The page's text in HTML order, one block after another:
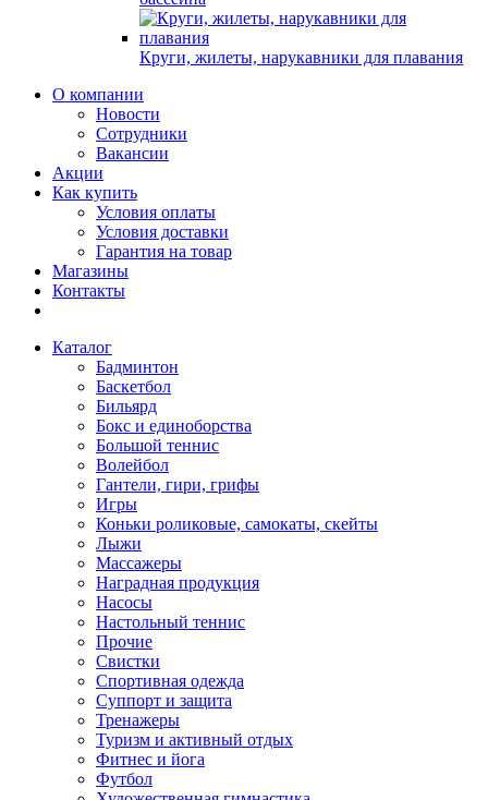
Круги, жилеты, нарукавники для плавания
О компании
Новости
Сотрудники
Вакансии
Акции
Как купить
Условия оплаты
Условия доставки
Гарантия на товар
Магазины
Контакты
Каталог
Бадминтон
Баскетбол
Бильярд
Бокс и единоборства
Большой теннис
Волейбол
Гантели, гири, грифы
Игры
Коньки роликовые, самокаты, скейты
Лыжи
Массажеры
Наградная продукция
Насосы
Настольный теннис
Прочие
Свистки
Спортивная одежда
Суппорт и защита
Тренажеры
Туризм и активный отдых
Фитнес и йога
Футбол